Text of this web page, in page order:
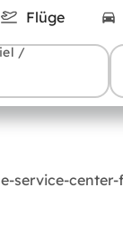
Flüge
/